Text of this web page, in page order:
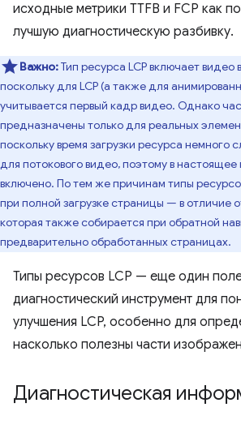
исходные метрики TTFB и FCP как
лучшую диагностическую разбивку.
Важно:Тип ресурса LCP включает
поскольку для LCP (а также для
учитывается первый кадр видео. Однако
предназначены только для реальных
поскольку время загрузки ресурса немного
для потокового видео, поэтому в настоящее
включено. По тем же причинам типы
при полной загрузке страницы — в отличие
которая также собирается при обратной
предварительно обработанных страницах.
Типы ресурсов LCP — еще один
диагностический инструмент для
улучшения LCP, особенно для
насколько полезны части
Диагностическая